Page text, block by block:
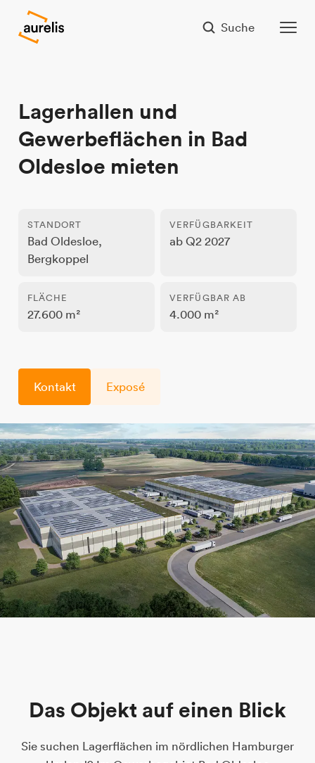
Suche
Lagerhallen und
Gewerbeflächen in Bad
Oldesloe mieten
STANDORT
Bad Oldesloe,
Bergkoppel
VERFÜGBARKEIT
ab Q2 2027
FLÄCHE
27.600 m²
VERFÜGBAR AB
4.000 m²
Kontakt Exposé
Das Objekt auf einen Blick
Sie suchen Lagerflächen im nördlichen Hamburger